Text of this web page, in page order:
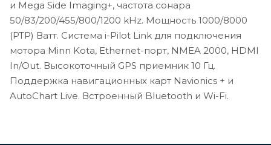
и Mega Side Imaging+, частота сонара
50/83/200/455/800/1200 kHz. Мощность 1000/8000
(PTP) Ватт. Система i-Pilot Link для подключения
мотора Minn Kota, Ethernet-порт, NMEA 2000, HDMI
In/Out. Высокоточный GPS приемник 10 Гц.
Поддержка навигационных карт Navionics + и
AutoChart Live. Встроенный Bluetooth и Wi-Fi.